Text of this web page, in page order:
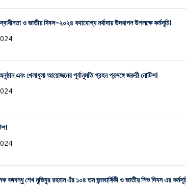
ও জাতীয় দিবস-২০২৪ যথাযোগ্য মর্যাদায় উদযাপন উপলক্ষে কর্মসূচি।
এবং খেলাধুলা আয়োজনের পূর্বানুমতি গ্রহন প্রসঙ্গে জরুরী নোটিশ।
বঙ্গবন্ধু শেখ মুজিবুর রহমান এঁর ১০৪ তম জন্মবার্ষিকী ও জাতীয় শিশু দিবস এর